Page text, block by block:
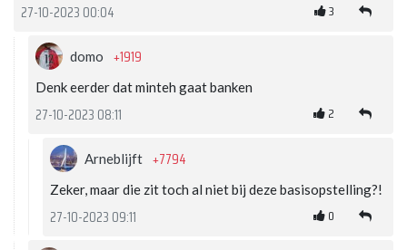
27-10-2023 00:04 3
domo +1919
Denk eerder dat minteh gaat banken
27-10-2023 08:11 2
Arneblijft +7794
Zeker, maar die zit toch al niet bij deze basisopstelling?!
27-10-2023 09:11 0